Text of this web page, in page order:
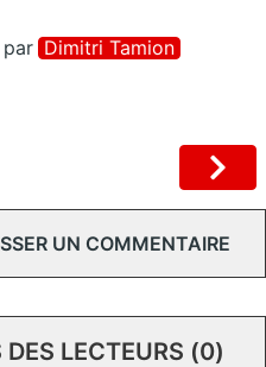
par Dimitri Tamion
UN COMMENTAIRE
LECTEURS (0)